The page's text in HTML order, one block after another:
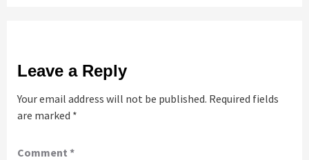
Leave a Reply
Your email address will not be published. Required fields
are marked *
Comment *